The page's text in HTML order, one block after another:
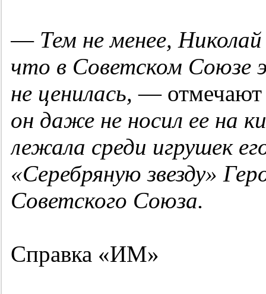
— Тем не менее,
что в Советском Союзе
не ценилась,—
он даже не носил ее на
лежала среди игрушек
«Серебряную звезду»
Советского Союза.
Справка «ИМ»